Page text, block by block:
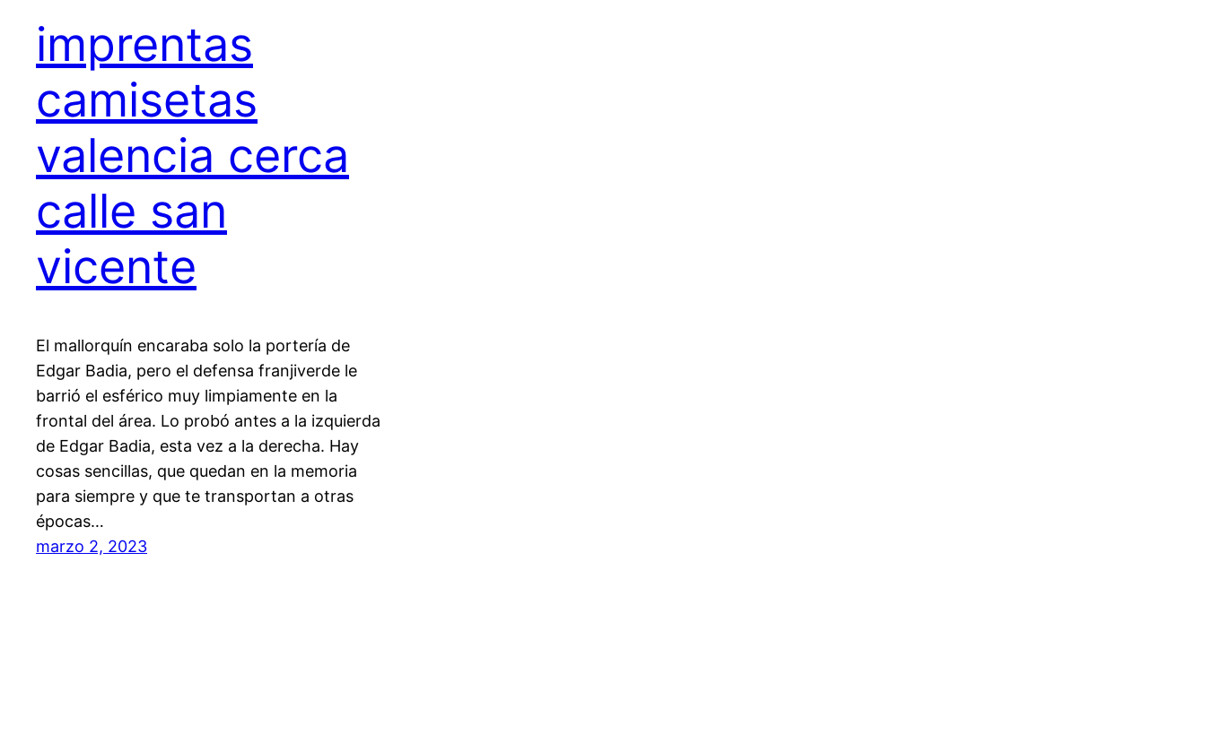
imprentas
camisetas
valencia cerca
calle san
vicente
El mallorquín encaraba solo la portería de
Edgar Badia, pero el defensa franjiverde le
barrió el esférico muy limpiamente en la
frontal del área. Lo probó antes a la izquierda
de Edgar Badia, esta vez a la derecha. Hay
cosas sencillas, que quedan en la memoria
para siempre y que te transportan a otras
épocas…
marzo 2, 2023